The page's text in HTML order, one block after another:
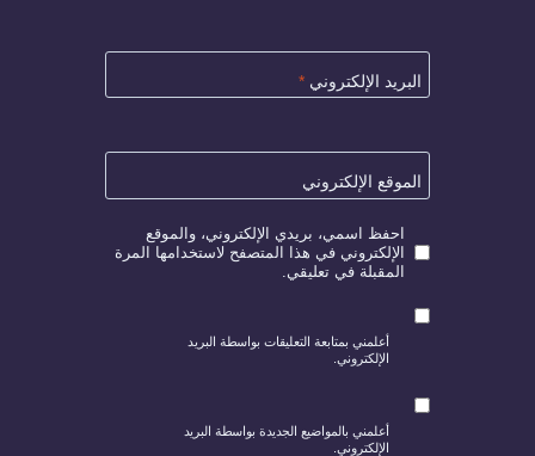
البريد الإلكتروني *
الموقع الإلكتروني
احفظ اسمي، بريدي الإلكتروني، والموقع
الإلكتروني في هذا المتصفح لاستخدامها المرة
المقبلة في تعليقي.
أعلمني بمتابعة التعليقات بواسطة البريد
الإلكتروني.
أعلمني بالمواضيع الجديدة بواسطة البريد
الإلكتروني.